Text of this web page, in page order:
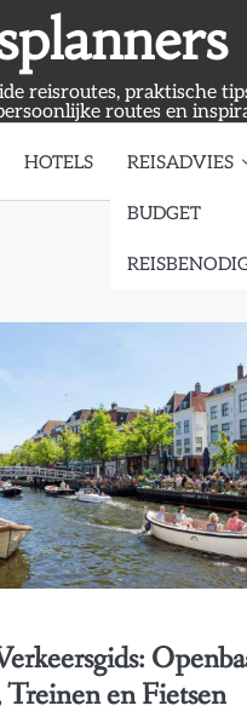
reisroutes, praktische
routes en
HOTELS REISADVIES
BUDGET
Treinen en Fietsen